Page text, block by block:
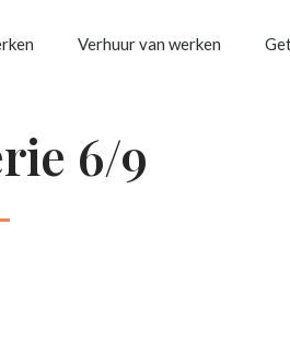
Verhuur van werken
6/9